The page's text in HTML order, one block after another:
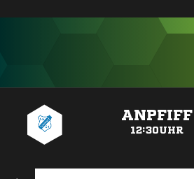
ANPFIFF
12:30UHR